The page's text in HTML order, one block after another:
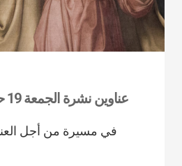
عناوين نشرة الجمعة 19 حزيران: قلب يسوع
في مسيرة من أجل